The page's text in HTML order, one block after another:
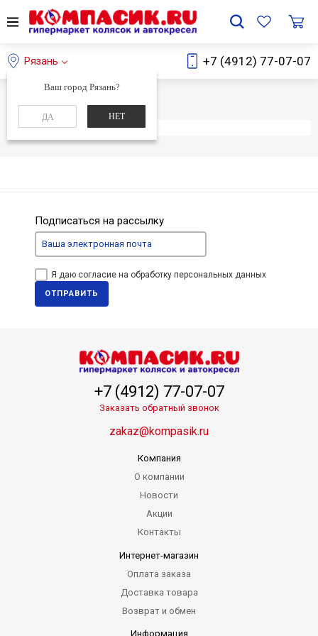
Рязань
Ваш город Рязань?
ДА НЕТ
+7 (4912) 77-07-07
Главная Каталог
Элемент не найден
Подписаться на рассылку
Я даю согласие на обработку персональных данных
ОТПРАВИТЬ
+7 (4912) 77-07-07
Заказать обратный звонок
zakaz@kompasik.ru
Компания
О компании
Новости
Акции
Контакты
Интернет-магазин
Оплата заказа
Доставка товара
Возврат и обмен
Информация